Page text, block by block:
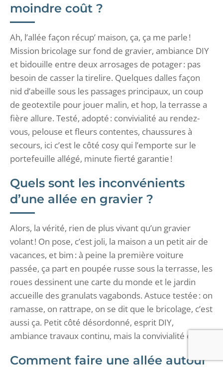
moindre coût ?
Ah, l’allée façon récup’ maison, ça, ça me parle !
Mission bricolage sur fond de gravier, ambiance DIY
et bidouille entre deux arrosages de potager : pas
besoin de casser la tirelire. Quelques dalles façon
nid d’abeille sous les passages principaux, un coup
de geotextile pour jouer malin, et hop, la terrasse a
fière allure. Testé, adopté : convivialité au rendez-
vous, pelouse et fleurs contentes, chaussures à
secours, ici c’est le côté cosy qui l’emporte sur le
portefeuille allégé, minute fierté garantie !
Quels sont les inconvénients
d’une allée en gravier ?
Alors, la vérité, rien de plus vivant qu’un gravier
volant ! On pose, c’est joli, la maison a un petit air de
vacances, et bim : à peine la première voiture
passée, ça part en poupée russe sous la terrasse, les
roues dessinent une carte du monde et le jardin
accueille des granulats vagabonds. Astuce testée : on
ramasse, on rattrape, on se dit que le bricolage, c’est
aussi ça. Petit côté désordonné, esprit DIY,
ambiance travaux continu, mais la convivialité est là.
Comment faire une allée autour